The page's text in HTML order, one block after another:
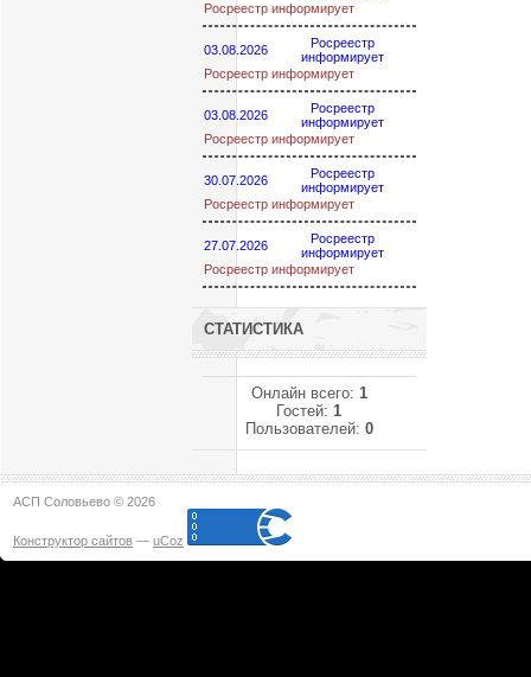
Росреестр информирует
03.08.2026
Росреестр
информирует
Росреестр информирует
03.08.2026
Росреестр
информирует
Росреестр информирует
30.07.2026
Росреестр
информирует
Росреестр информирует
27.07.2026
Росреестр
информирует
Росреестр информирует
СТАТИСТИКА
Онлайн всего: 1
Гостей:1
Пользователей: 0
АСП Соловьево © 2026
Конструктор сайтов — uCoz